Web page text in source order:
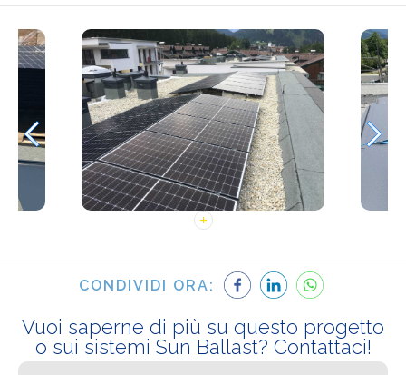
CONDIVIDI ORA:
Vuoi saperne di più su questo progetto
o sui sistemi Sun Ballast? Contattaci!